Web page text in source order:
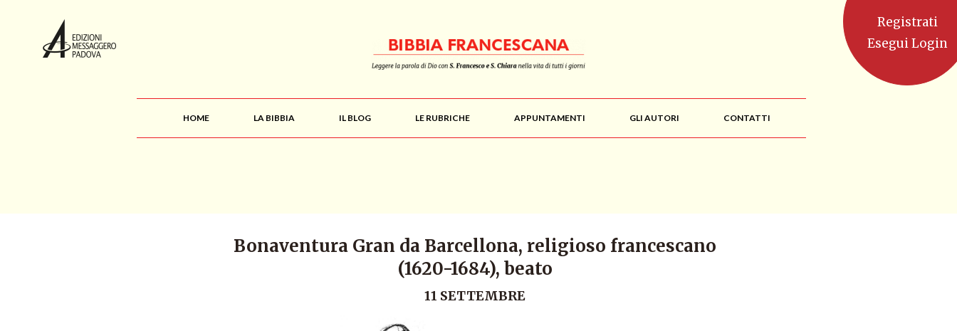
HOME LA BIBBIA IL BLOG LE RUBRICHE APPUNTAMENTI GLI AUTORI CONTATTI
Bonaventura Gran da Barcellona, religioso francescano
(1620-1684), beato
11 SETTEMBRE
Registrati
Esegui Login